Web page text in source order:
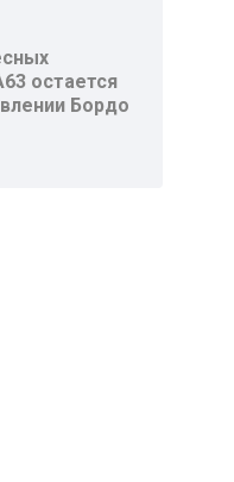
остается
Бордо